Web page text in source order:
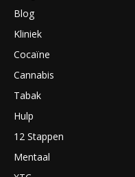
Blog
Kliniek
Cocaïne
Cannabis
Tabak
Hulp
12 Stappen
Mentaal